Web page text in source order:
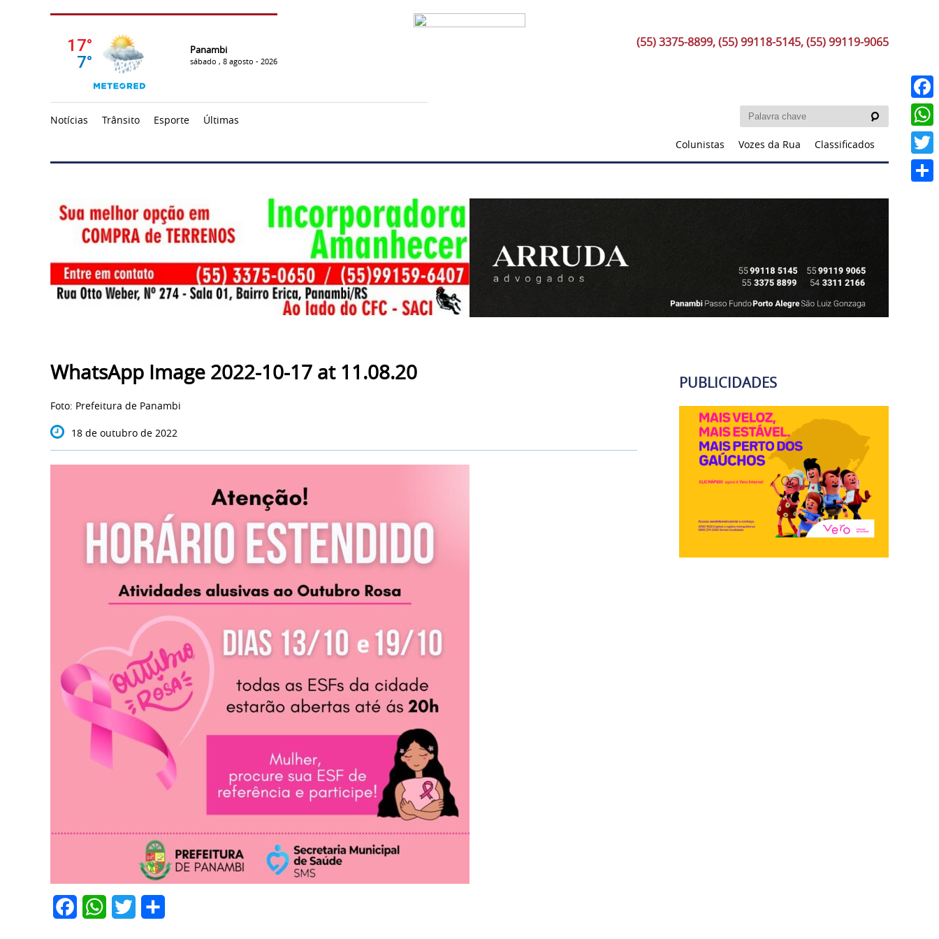
Panambi
sábado , 8 agosto - 2026
(55) 3375-8899, (55) 99118-5145, (55) 99119-9065
Notícias Trânsito Esporte
Últimas
Colunistas
Vozes da Rua Classificados
WhatsApp Image 2022-10-17 at 11.08.20
Foto: Prefeitura de Panambi
18 de outubro de 2022
FacebookWhatsApp
Twitter
PUBLICIDADES